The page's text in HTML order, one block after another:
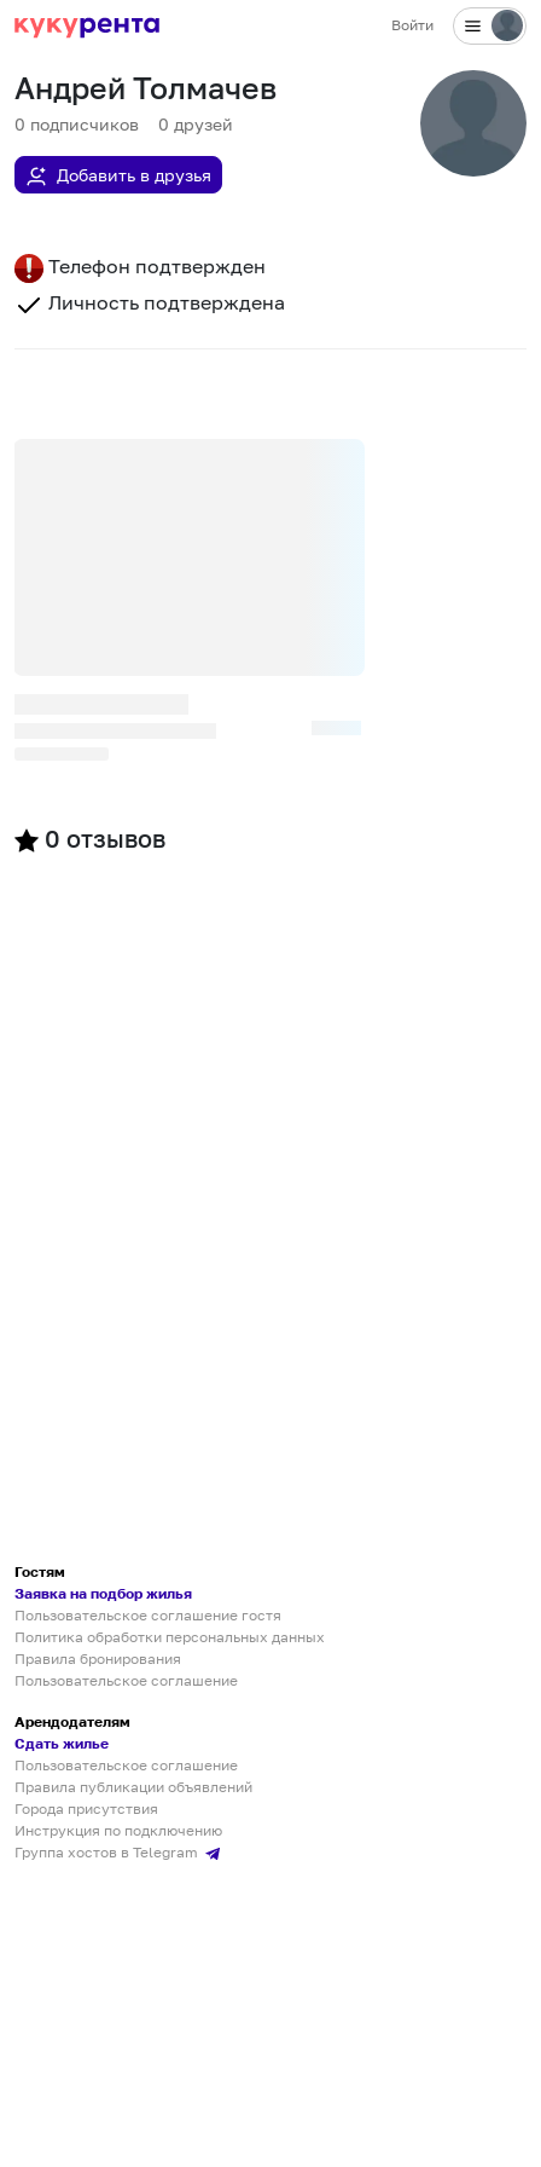
Войти
Андрей Толмачев
0 подписчиков 0 друзей
Добавить в друзья
Телефон подтвержден
Личность подтверждена
0 отзывов
Гостям
Заявка на подбор жилья
Пользовательское соглашение гостя
Политика обработки персональных данных
Правила бронирования
Пользовательское соглашение
Арендодателям
Сдать жилье
Пользовательское соглашение
Правила публикации объявлений
Города присутствия
Инструкция по подключению
Группа хостов в Telegram